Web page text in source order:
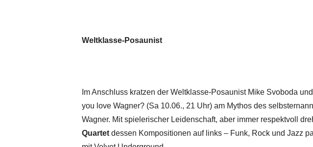
Weltklasse-Posaunist
Im Anschluss kratzen der Weltklasse-Posaunist Mike Svoboda
you love Wagner? (Sa 10.06., 21 Uhr) am Mythos des
Wagner. Mit spielerischer Leidenschaft, aber immer respektvoll
Quartet dessen Kompositionen auf links – Funk, Rock und Jazz